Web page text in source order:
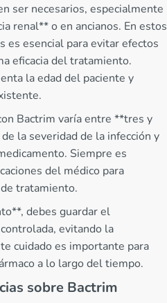
ser necesarios, especialmente
renal** o en ancianos. En estos
es esencial para evitar efectos
eficacia del tratamiento.
la edad del paciente y
Bactrim varía entre **tres y
la severidad de la infección y
Siempre es
del médico para
tratamiento.
debes guardar el
evitando la
cuidado es importante para
a lo largo del tiempo.
sobre Bactrim